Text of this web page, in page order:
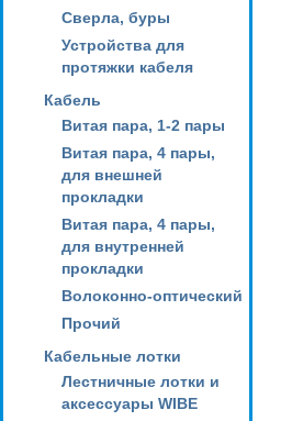
Сверла, буры
Устройства для
протяжки кабеля
Кабель
Витая пара, 1-2 пары
Витая пара, 4 пары,
для внешней
прокладки
Витая пара, 4 пары,
для внутренней
прокладки
Волоконно-оптический
Прочий
Кабельные лотки
Лестничные лотки и
аксессуары WIBE